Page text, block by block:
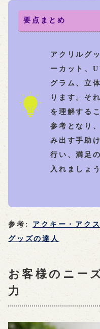
要点まとめ
アクリルグ
ーカット、
グラム、立
ります。そ
を理解する
参考となり
み出す手助
行い、満足
入れましょう
参考: アクキー・アク
グッズの達人
お客様のニー
力